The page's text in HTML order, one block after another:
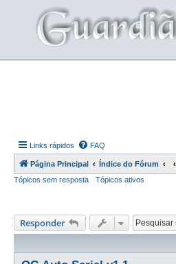
Links rápidos FAQ
Página Principal
Índice do Fórum
Tópicos sem resposta
Tópicos ativos
Responder